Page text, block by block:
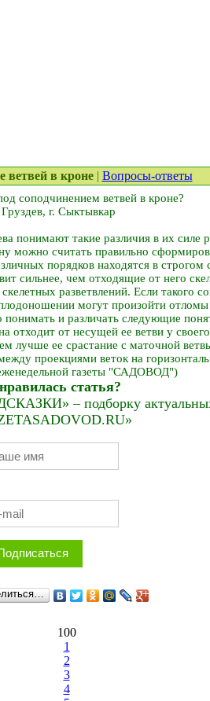
ветвей в кроне| Вопросы-ответы
соподчинением ветвей в кроне?
г. Сыктывкар
понимают такие различия в их силе
можно считать правильно
порядков находятся в строгом
сильнее, чем отходящие от него
разветвлений. Если такого
могут произойти отломы
и различать следующие
отходит от несущей ее ветви у
лучше ее срастание с маточной
проекциями веток на
газеты "САДОВОД")
статья?
– подборку актуальных
100
1
2
3
4